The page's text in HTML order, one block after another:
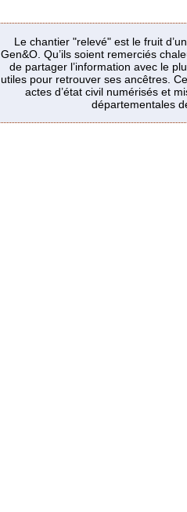
Le chantier "relevé" est le fruit
Gen&O. Qu’ils soient remerciés
de partager l’information avec le
utiles pour retrouver ses ancêtres.
actes d’état civil numérisés et
départementales